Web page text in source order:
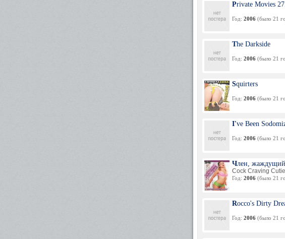
Private Movies
Год: 2006 (было 21
The Darkside
Год: 2006 (было 21
Squirters
Год: 2006 (было 21
I've Been
Год: 2006 (было 21
Член,
Cock Craving
Год: 2006 (было 21
Rocco's Dirty
Год: 2006 (было 21